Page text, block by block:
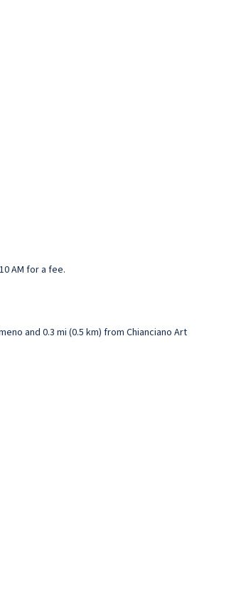
AM for a fee.
and 0.3 mi (0.5 km) from Chianciano Art